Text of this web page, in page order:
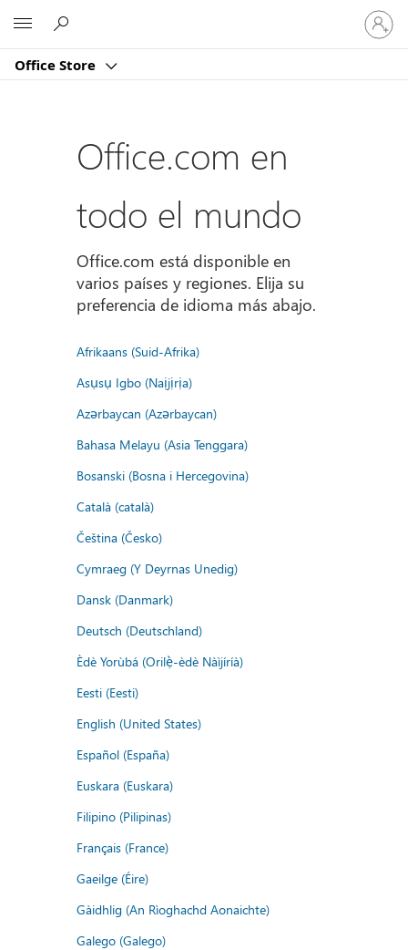
Office Store
Iniciar
sesión
en
cuenta
Office.com en
todo el mundo
Office.com está disponible en
varios países y regiones. Elija su
preferencia de idioma más abajo.
Afrikaans (Suid-Afrika)
Asụsụ Igbo (Naịjịrịa)
Azərbaycan (Azərbaycan)
Bahasa Melayu (Asia Tenggara)
Bosanski (Bosna i Hercegovina)
Català (català)
Čeština (Česko)
Cymraeg (Y Deyrnas Unedig)
Dansk (Danmark)
Deutsch (Deutschland)
Èdè Yorùbá (Orilẹ̀-èdè Nàìjíríà)
Eesti (Eesti)
English (United States)
Español (España)
Euskara (Euskara)
Filipino (Pilipinas)
Français (France)
Gaeilge (Éire)
Gàidhlig (An Rìoghachd Aonaichte)
Galego (Galego)